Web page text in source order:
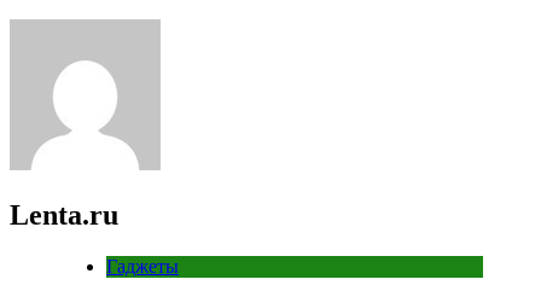
Lenta.ru
Гаджеты